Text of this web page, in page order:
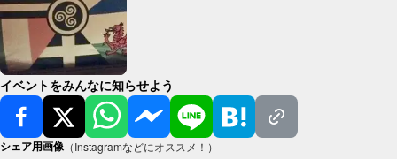
イベントをみんなに知らせよう
シェア用画像 （Instagramなどにオススメ！）